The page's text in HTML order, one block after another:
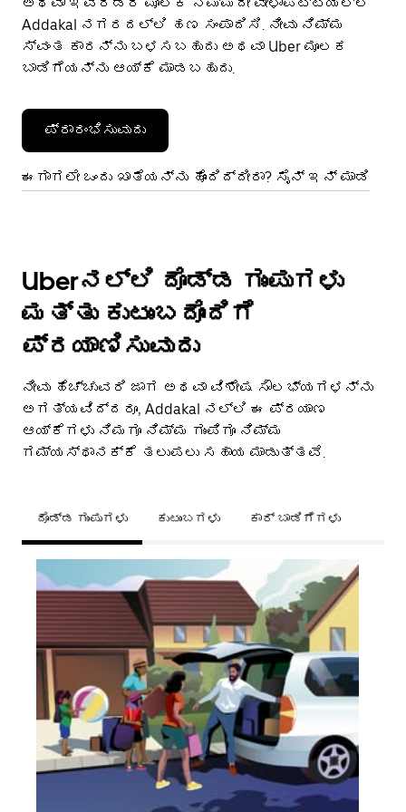
Addakal ನಗರದಲ್ಲಿ ಹಣ ಸಂಪಾದಿಸಿ. ನೀವು ನಿಮ್ಮ
ಸ್ವಂತ ಕಾರನ್ನು ಬಳಸಬಹುದು ಅಥವಾ Uber ಮೂಲಕ
ಬಾಡಿಗೆಯನ್ನು ಆಯ್ಕೆ ಮಾಡಬಹುದು.
ಪ್ರಾರಂಭಿಸುವುದು
ಈಗಾಗಲೇ ಒಂದು ಖಾತೆಯನ್ನು ಹೊಂದಿದ್ದೀರಾ? ಸೈನ್ ಇನ್ ಮಾಡಿ
Uberನಲ್ಲಿ ದೊಡ್ಡ ಗುಂಪುಗಳು
ಮತ್ತು ಕುಟುಂಬದೊಂದಿಗೆ
ಪ್ರಯಾಣಿಸುವುದು
ನೀವು ಹೆಚ್ಚುವರಿ ಜಾಗ ಅಥವಾ ವಿಶೇಷ ಸೌಲಭ್ಯಗಳನ್ನು
ಅಗತ್ಯವಿದ್ದರೂ, Addakal ನಲ್ಲಿ ಈ ಪ್ರಯಾಣ
ಆಯ್ಕೆಗಳು ನಿಮಗೂ ನಿಮ್ಮ ಗುಂಪಿಗೂ ನಿಮ್ಮ
ಗಮ್ಯಸ್ಥಾನಕ್ಕೆ ತಲುಪಲು ಸಹಾಯ ಮಾಡುತ್ತವೆ.
ದೊಡ್ಡ ಗುಂಪುಗಳು ಕುಟುಂಬಗಳು ಕಾರ್ ಬಾಡಿಗೆಗಳು